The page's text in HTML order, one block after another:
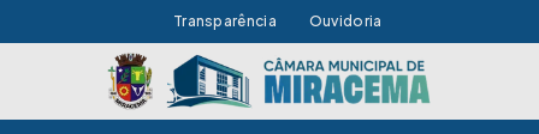
Transparência Ouvidoria